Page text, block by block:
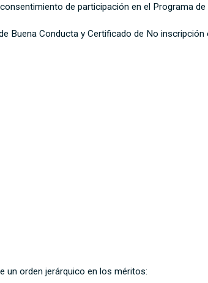
de participación en el Programa
Buena Conducta y Certificado de No inscripción
un orden jerárquico en los méritos: